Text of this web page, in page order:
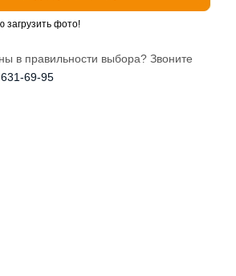
загрузить фото!
в правильности выбора? Звоните
69-95